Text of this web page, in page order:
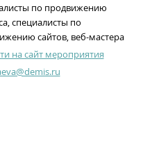
по продвижению
специалисты по
сайтов, веб-мастера
на сайт мероприятия